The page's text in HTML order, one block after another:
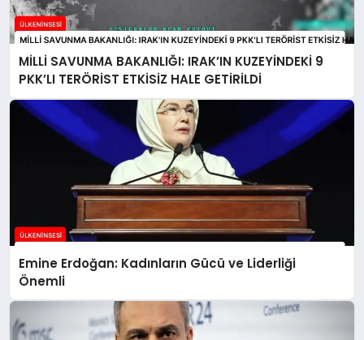
MİLLİ SAVUNMA BAKANLIĞI: IRAK’IN KUZEYİNDEKİ 9
PKK’LI TERÖRİST ETKİSİZ HALE GETİRİLDİ
Emine Erdoğan: Kadınların Gücü ve Liderliği
Önemli